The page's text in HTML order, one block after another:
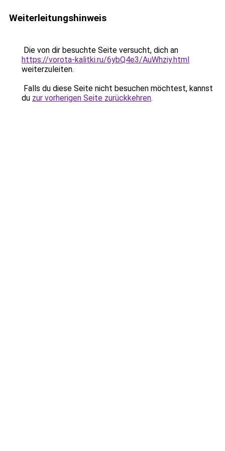
Weiterleitungshinweis
Die von dir besuchte Seite versucht, dich an
https://vorota-kalitki.ru/6ybQ4e3/AuWhziy.html
weiterzuleiten.
Falls du diese Seite nicht besuchen möchtest, kannst
du zur vorherigen Seite zurückkehren.